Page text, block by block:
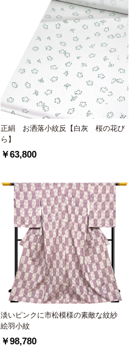
正絹 お洒落小紋反【白灰 桜の花び
ら】
￥63,800
淡いピンクに市松模様の素敵な紋紗
絵羽小紋
￥98,780